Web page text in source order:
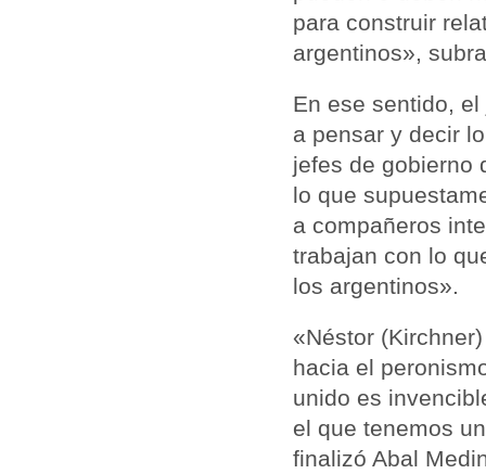
para construir
argentinos»,
En ese sentido,
a pensar y decir
jefes de gobierno
lo que
a compañeros
trabajan con lo
los argentinos».
«Néstor
hacia el
unido es
el que tenemos
finalizó Abal